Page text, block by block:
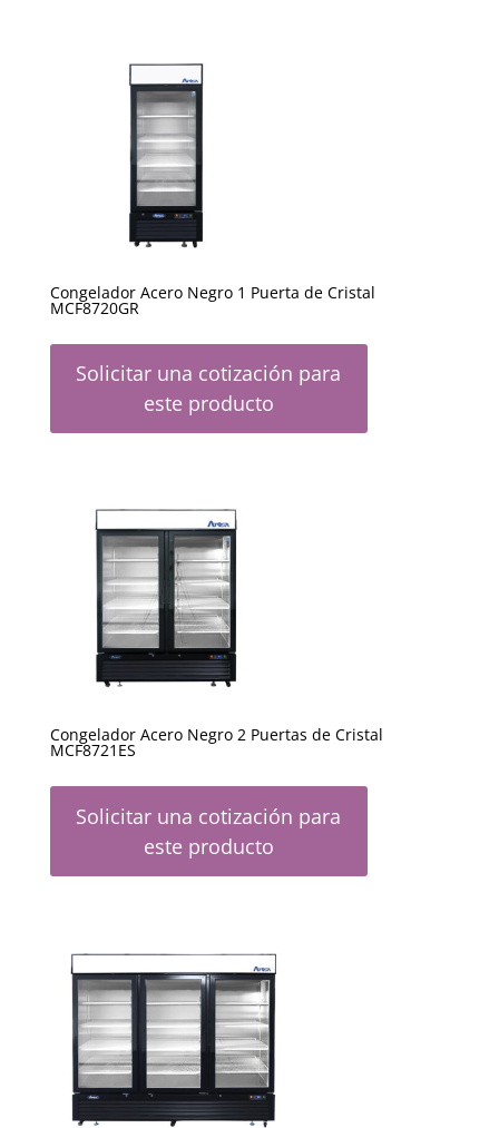
Congelador Acero Negro 1 Puerta de Cristal
MCF8720GR
Solicitar una cotización para
este producto
Congelador Acero Negro 2 Puertas de Cristal
MCF8721ES
Solicitar una cotización para
este producto